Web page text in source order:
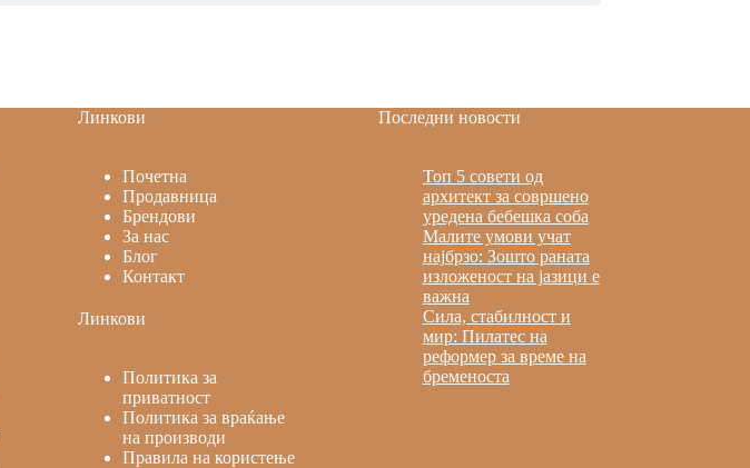
Линкови
Почетна
Продавница
Брендови
За нас
Блог
Контакт
Линкови
Политика за
приватност
Политика за враќање
на производи
Правила на користење
Последни новости
Топ 5 совети од
архитект за совршено
уредена бебешка соба
Малите умови учат
најбрзо: Зошто раната
изложеност на јазици е
важна
Сила, стабилност и
мир: Пилатес на
реформер за време на
бременоста